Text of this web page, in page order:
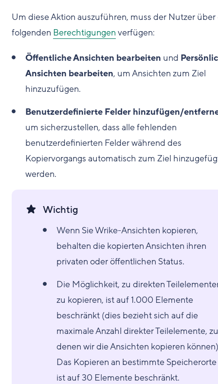
Um diese Aktion auszuführen, muss der Nutzer über
folgenden Berechtigungen verfügen:
Öffentliche Ansichten bearbeiten und
Ansichten bearbeiten, um Ansichten zum Ziel
hinzuzufügen.
Benutzerdefinierte Felder hinzufügen/
um sicherzustellen, dass alle fehlenden
benutzerdefinierten Felder während des
Kopiervorgangs automatisch zum Ziel
werden.
Wichtig
Wenn Sie Wrike-Ansichten kopieren,
behalten die kopierten Ansichten ihren
privaten oder öffentlichen Status.
Die Möglichkeit, zu direkten
zu kopieren, ist auf 1.000 Elemente
beschränkt (dies bezieht sich auf die
maximale Anzahl direkter Teilelemente, zu
denen wir die Ansichten kopieren
Das Kopieren an bestimmte Speicherorte
ist auf 30 Elemente beschränkt.